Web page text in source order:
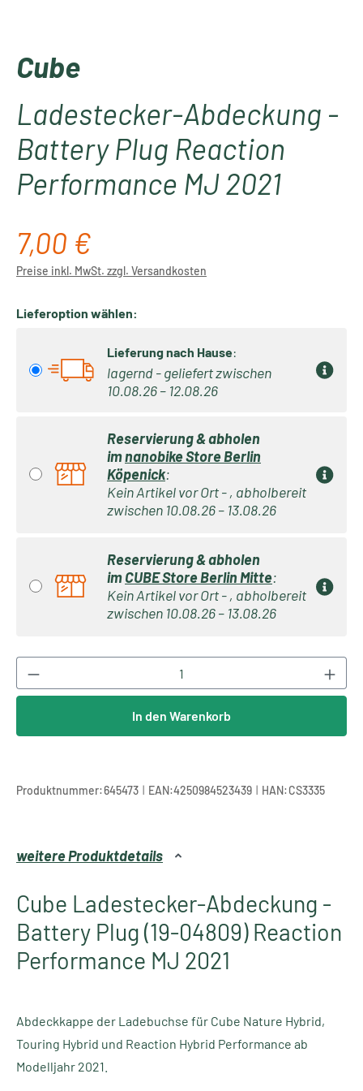
Cube
Ladestecker-Abdeckung -
Battery Plug Reaction
Performance MJ 2021
Regulärer Preis:
7,00 €
Preise inkl. MwSt. zzgl. Versandkosten
Lieferoption wählen:
Lieferung nach Hause:
lagernd - geliefert zwischen
10.08.26 – 12.08.26
Reservierung & abholen
imnanobike Store Berlin
Köpenick:
Kein Artikel vor Ort - , abholbereit
zwischen 10.08.26 – 13.08.26
Reservierung & abholen
imCUBE Store Berlin Mitte:
Kein Artikel vor Ort - , abholbereit
zwischen 10.08.26 – 13.08.26
Produkt Anzahl: Gib den gewünschten
In den Warenkorb
Produktnummer:645473 | EAN:4250984523439 | HAN:CS3335
weitere Produktdetails
Cube Ladestecker-Abdeckung -
Battery Plug (19-04809) Reaction
Performance MJ 2021
Abdeckkappe der Ladebuchse für Cube Nature Hybrid,
Touring Hybrid und Reaction Hybrid Performance ab
Modelljahr 2021.